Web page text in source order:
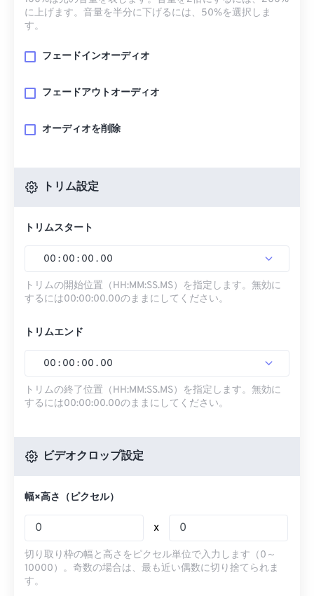
に上げます。音量を半分に下げるには、50%を選択しま
す。
フェードインオーディオ
フェードアウトオーディオ
オーディオを削除
トリム設定
トリムスタート
00 : 00 : 00 . 00
トリムの開始位置（HH:MM:SS.MS）を指定します。無効に
するには00:00:00.00のままにしてください。
トリムエンド
00 : 00 : 00 . 00
トリムの終了位置（HH:MM:SS.MS）を指定します。無効に
するには00:00:00.00のままにしてください。
ビデオクロップ設定
幅×高さ（ピクセル）
x
切り取り枠の幅と高さをピクセル単位で入力します（0～
10000）。奇数の場合は、最も近い偶数に切り捨てられま
す。